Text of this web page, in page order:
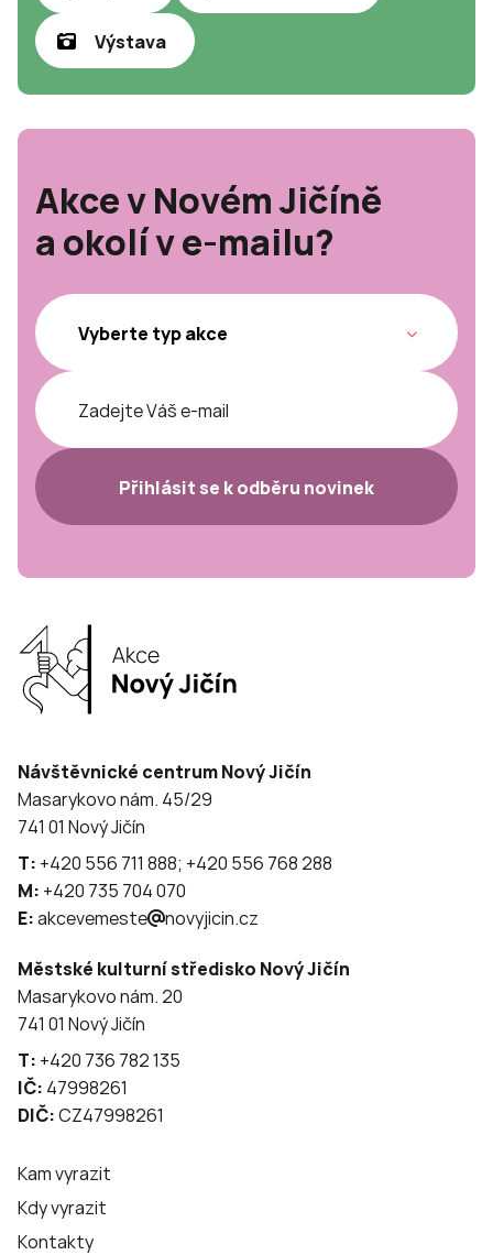
Výstava
Akce v Novém Jičíně
a okolí v e-mailu?
Přihlásit se k odběru novinek
Návštěvnické centrum Nový Jičín
Masarykovo nám. 45/29
741 01 Nový Jičín
T: +420 556 711 888; +420 556 768 288
M: +420 735 704 070
E:akcevemeste novyjicin.cz
Městské kulturní středisko Nový Jičín
Masarykovo nám. 20
741 01 Nový Jičín
T: +420 736 782 135
IČ: 47998261
DIČ:CZ47998261
Kam vyrazit
Kdy vyrazit
Kontakty